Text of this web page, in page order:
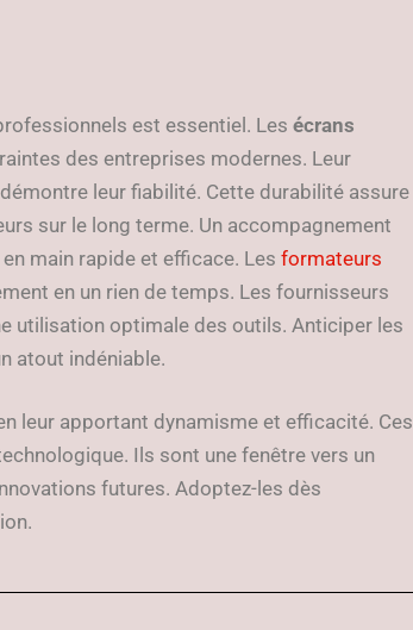
est essentiel. Les écrans
des entreprises modernes. Leur
leur fiabilité. Cette durabilité assure
sur le long terme. Un accompagnement
main rapide et efficace. Les formateurs
en un rien de temps. Les fournisseurs
utilisation optimale des outils. Anticiper les
atout indéniable.
leur apportant dynamisme et efficacité. Ces
Ils sont une fenêtre vers un
futures. Adoptez-les dès